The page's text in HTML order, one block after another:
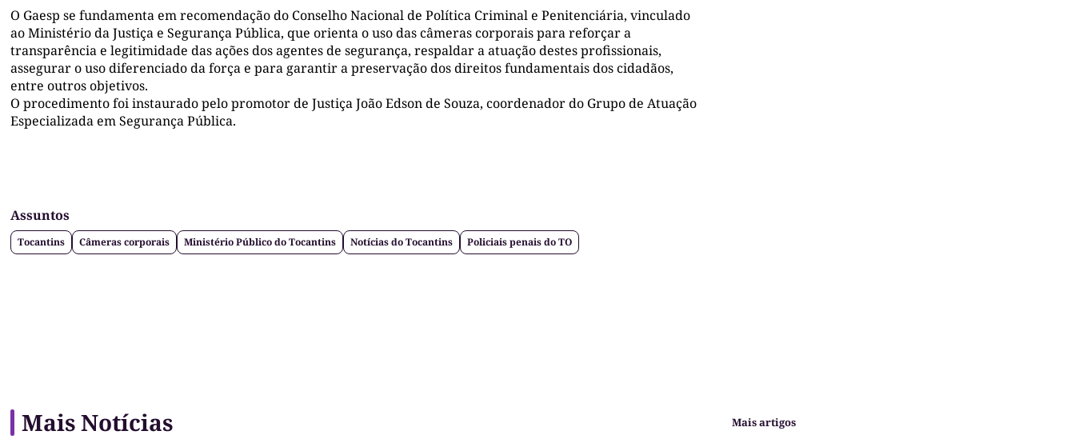
O Gaesp se fundamenta em recomendação do Conselho Nacional de Política Criminal e Penitenciária, vinculado
ao Ministério da Justiça e Segurança Pública, que orienta o uso das câmeras corporais para reforçar a
transparência e legitimidade das ações dos agentes de segurança, respaldar a atuação destes profissionais,
assegurar o uso diferenciado da força e para garantir a preservação dos direitos fundamentais dos cidadãos,
entre outros objetivos.
O procedimento foi instaurado pelo promotor de Justiça João Edson de Souza, coordenador do Grupo de Atuação
Especializada em Segurança Pública.
Assuntos
Tocantins Câmeras corporais Ministério Público do Tocantins Notícias do Tocantins Policiais penais do TO
Mais Notícias Mais artigos